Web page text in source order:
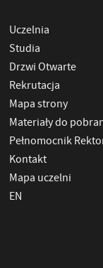
Uczelnia
Studia
Drzwi Otwarte
Rekrutacja
Mapa strony
Materiały do
Pełnomocnik
Kontakt
Mapa uczelni
EN